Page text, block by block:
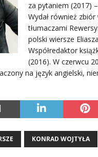
za pytaniem (2017)
Wydał również
tłumaczami
polski wiersze
Współredaktor
(2016). W czerwcu
na język angielski,
KONRAD WOJTYŁA